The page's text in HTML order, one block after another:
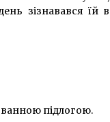
зізнавався їй в
підлогою.